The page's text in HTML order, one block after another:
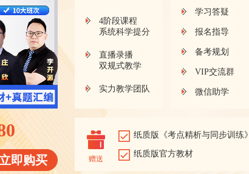
立即购买
4阶段课程
系统科学提分
直播录播
双规式教学
实力教学团队
学习答疑
报名指导
备考规划
VIP交流群
微信助学
赠送
纸质版《考点精析与同步训练》
纸质版官方教材